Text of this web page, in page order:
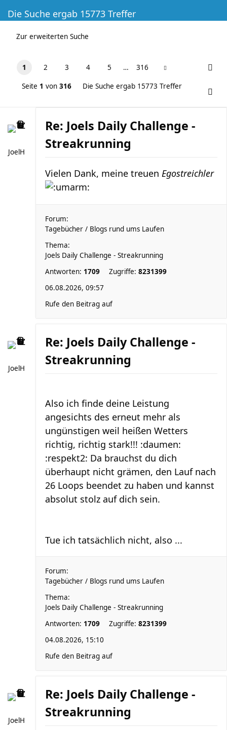
Die Suche ergab 15773 Treffer
Zur erweiterten Suche
1 2 3 4 5 … 316
Seite 1 von 316 Die Suche ergab 15773 Treffer
JoelH
Re: Joels Daily Challenge -
Streakrunning
Vielen Dank, meine treuen Egostreichler
Forum:
Tagebücher / Blogs rund ums Laufen
Thema:
Joels Daily Challenge - Streakrunning
Antworten: 1709 Zugriffe: 8231399
06.08.2026, 09:57
Rufe den Beitrag auf
JoelH
Re: Joels Daily Challenge -
Streakrunning
Also ich finde deine Leistung
angesichts des erneut mehr als
ungünstigen weil heißen Wetters
richtig, richtig stark!!! :daumen:
:respekt2: Da brauchst du dich
überhaupt nicht grämen, den Lauf nach
26 Loops beendet zu haben und kannst
absolut stolz auf dich sein.
Tue ich tatsächlich nicht, also ...
Forum:
Tagebücher / Blogs rund ums Laufen
Thema:
Joels Daily Challenge - Streakrunning
Antworten: 1709 Zugriffe: 8231399
04.08.2026, 15:10
Rufe den Beitrag auf
JoelH
Re: Joels Daily Challenge -
Streakrunning